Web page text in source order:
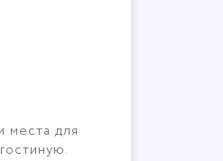
места для